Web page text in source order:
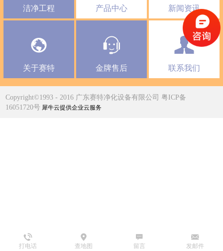
洁净工程 产品中心 新闻资讯
关于赛特 金牌售后 联系我们
Copyright©1993 - 2016 广东赛特净化设备有限公司 粤ICP备
16051720号 犀牛云提供企业云服务
打电话 查地图 发邮件
留言